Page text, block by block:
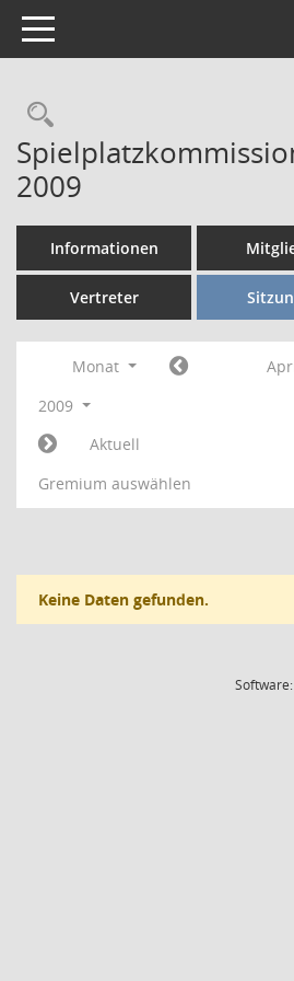
Toggle navigation
Rechercheauswahl
2009
Informationen
Vertreter
Monat
2009
Aktuell
Gremium auswählen
Keine Daten gefunden.
Software: